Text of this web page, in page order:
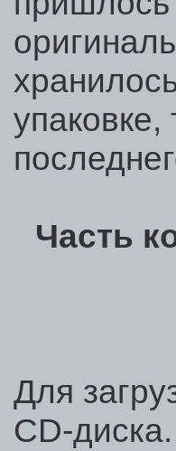
упаковке,
Часть
Для
CD-диска.